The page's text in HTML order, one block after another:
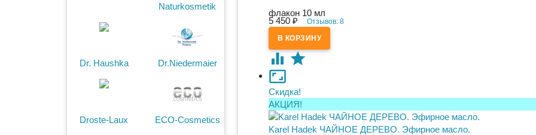
Naturkosmetik
Dr. Haushka Dr.Niedermaier
Droste-Laux ECO-Cosmetics
флакон 10 мл
5 450 ₽ Отзывов: 8
Скидка!
АКЦИЯ!
Karel Hadek ЧАЙНОЕ ДЕРЕВО. Эфирное масло.